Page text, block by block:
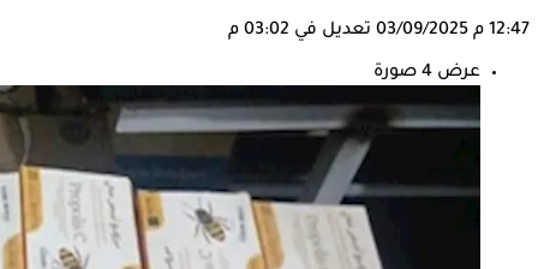
12:47 م 03/09/2025 تعديل في 03:02 م
عرض 4 صورة